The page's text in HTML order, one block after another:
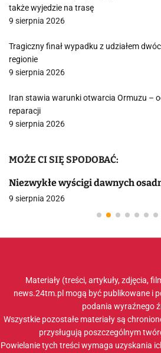
także wyjedzie na trasę
9 sierpnia 2026
Tragiczny finał wypadku z udziałem
regionie
9 sierpnia 2026
Iran stawia warunki otwarcia Ormuzu –
reparacji
9 sierpnia 2026
MOŻE CI SIĘ SPODOBAĆ:
Niezwykłe wyścigi dawnych
9 sierpnia 2026
Materiały (treści, artykuły, zdjęcia,
news.24tm.pl mogą być publikowane i
podania wyraźnego
Wszystkie pozostałe materiały są
przysługują poszczególnym
Powielanie tych treści wymaga uzyskania